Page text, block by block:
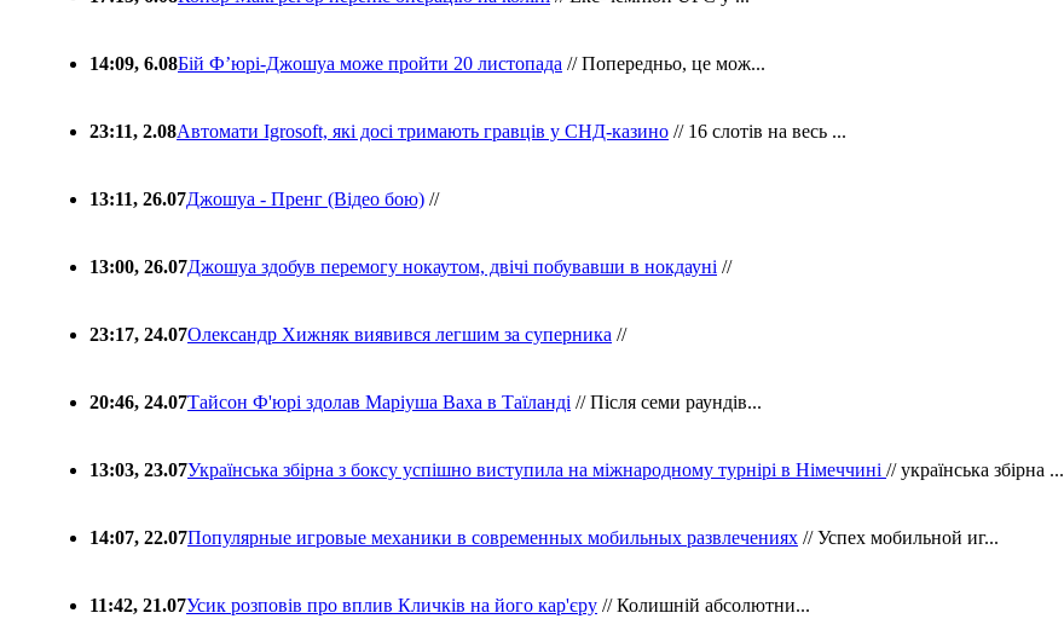
14:09, 6.08Бій Ф’юрі-Джошуа може пройти 20 листопада // Попередньо, це мож...
23:11, 2.08Автомати Igrosoft, які досі тримають гравців у СНД-казино // 16 слотів на весь ...
13:11, 26.07Джошуа - Пренг (Відео бою) //
13:00, 26.07Джошуа здобув перемогу нокаутом, двічі побувавши в нокдауні //
23:17, 24.07Олександр Хижняк виявився легшим за суперника //
20:46, 24.07Тайсон Ф'юрі здолав Маріуша Ваха в Таїланді // Після семи раундів...
13:03, 23.07Українська збірна з боксу успішно виступила на міжнародному турнірі в Німеччині // українська збірна ...
14:07, 22.07Популярные игровые механики в современных мобильных развлечениях // Успех мобильной иг...
11:42, 21.07Усик розповів про вплив Кличків на його кар'єру // Колишній абсолютни...